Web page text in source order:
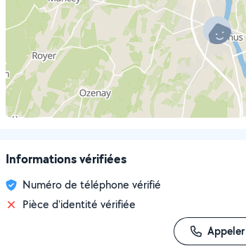
Informations vérifiées
Numéro de téléphone vérifié
Pièce d'identité vérifiée
Appeler